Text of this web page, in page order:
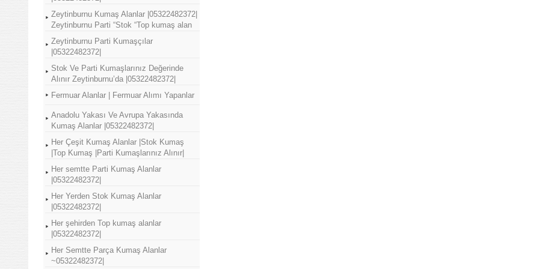
Zeytinburnu Kumaş Alanlar |05322482372|
Zeytinburnu Parti “Stok “Top kumaş alan
Zeytinburnu Parti Kumaşçılar
|05322482372|
Stok Ve Parti Kumaşlarınız Değerinde
Alınır Zeytinburnu’da |05322482372|
Fermuar Alanlar | Fermuar Alımı Yapanlar
Anadolu Yakası Ve Avrupa Yakasında
Kumaş Alanlar |05322482372|
Her Çeşit Kumaş Alanlar |Stok Kumaş
|Top Kumaş |Parti Kumaşlarınız Alınır|
Her semtte Parti Kumaş Alanlar
|05322482372|
Her Yerden Stok Kumaş Alanlar
|05322482372|
Her şehirden Top kumaş alanlar
|05322482372|
Her Semtte Parça Kumaş Alanlar
~05322482372|